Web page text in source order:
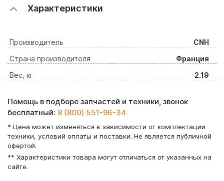
Характеристики
Производитель
CNH
Страна производителя
Франция
Вес, кг
2.19
Помощь в подборе запчастей и техники, звонок
бесплатный: 8 (800) 551-96-34
* Цена может изменяться в зависимости от комплектации
техники, условий оплаты и поставки. Не является публичной
офертой.
** Характеристики товара могут отличаться от указанных на
сайте.